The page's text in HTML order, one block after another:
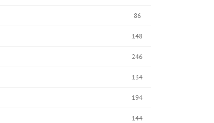
86
148
246
134
194
144